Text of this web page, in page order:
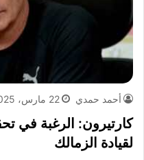
أحمد حمدي 22 مارس، 2025
كارتيرون: الرغبة في
لقيادة الزمالك